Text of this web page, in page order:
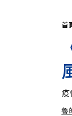
首
魯